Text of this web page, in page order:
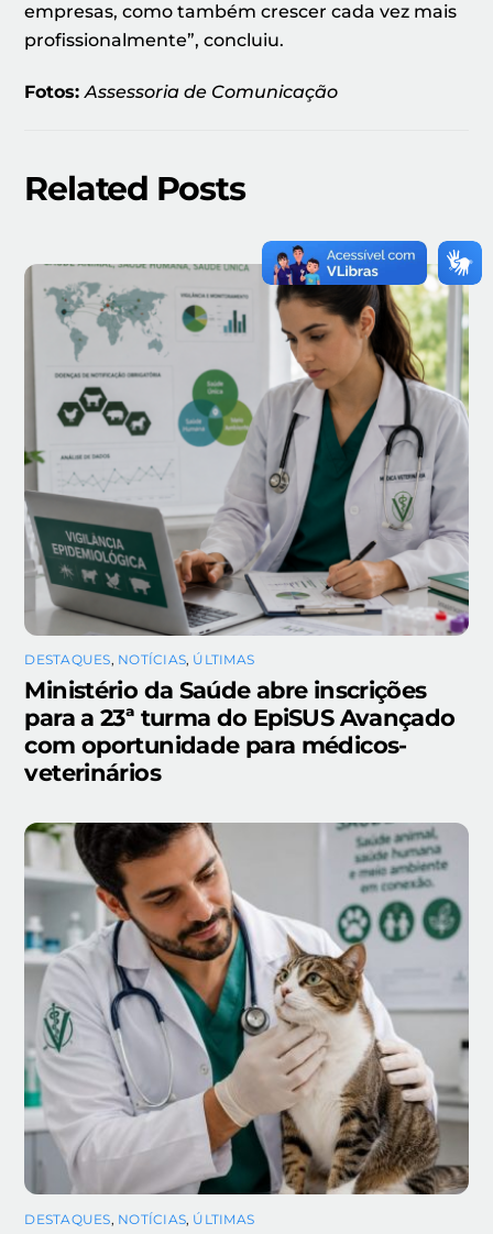
empresas, como também crescer cada vez mais
profissionalmente”, concluiu.
Fotos:Assessoria de Comunicação
Related Posts
DESTAQUES, NOTÍCIAS, ÚLTIMAS
Ministério da Saúde abre inscrições
para a 23ª turma do EpiSUS Avançado
com oportunidade para médicos-
veterinários
DESTAQUES, NOTÍCIAS, ÚLTIMAS